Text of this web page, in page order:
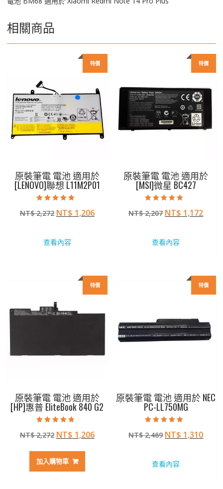
相關商品
特價
原裝筆電 電池 適用於
[LENOVO]聯想 L11M2P01
5.00
滿分 5
NT$2,272 原
格：
NT$ 1,206目
查看內容
特價
原裝筆電 電池 適用於
[MSI]微星 BC427
5.00
滿分 5
NT$2,207 原
格：
NT$ 1,172目
查看內容
特價
原裝筆電 電池 適用於
[HP]惠普 EliteBook 840 G2
4.50
滿分 5
NT$2,272 原
價
格：
NT$ 1,206目
加入購物車
特價
原裝筆電 電池 適用於 NEC
PC-LL750MG
4.50
滿分 5
NT$2,469 原
格：
NT$ 1,310目
查看內容